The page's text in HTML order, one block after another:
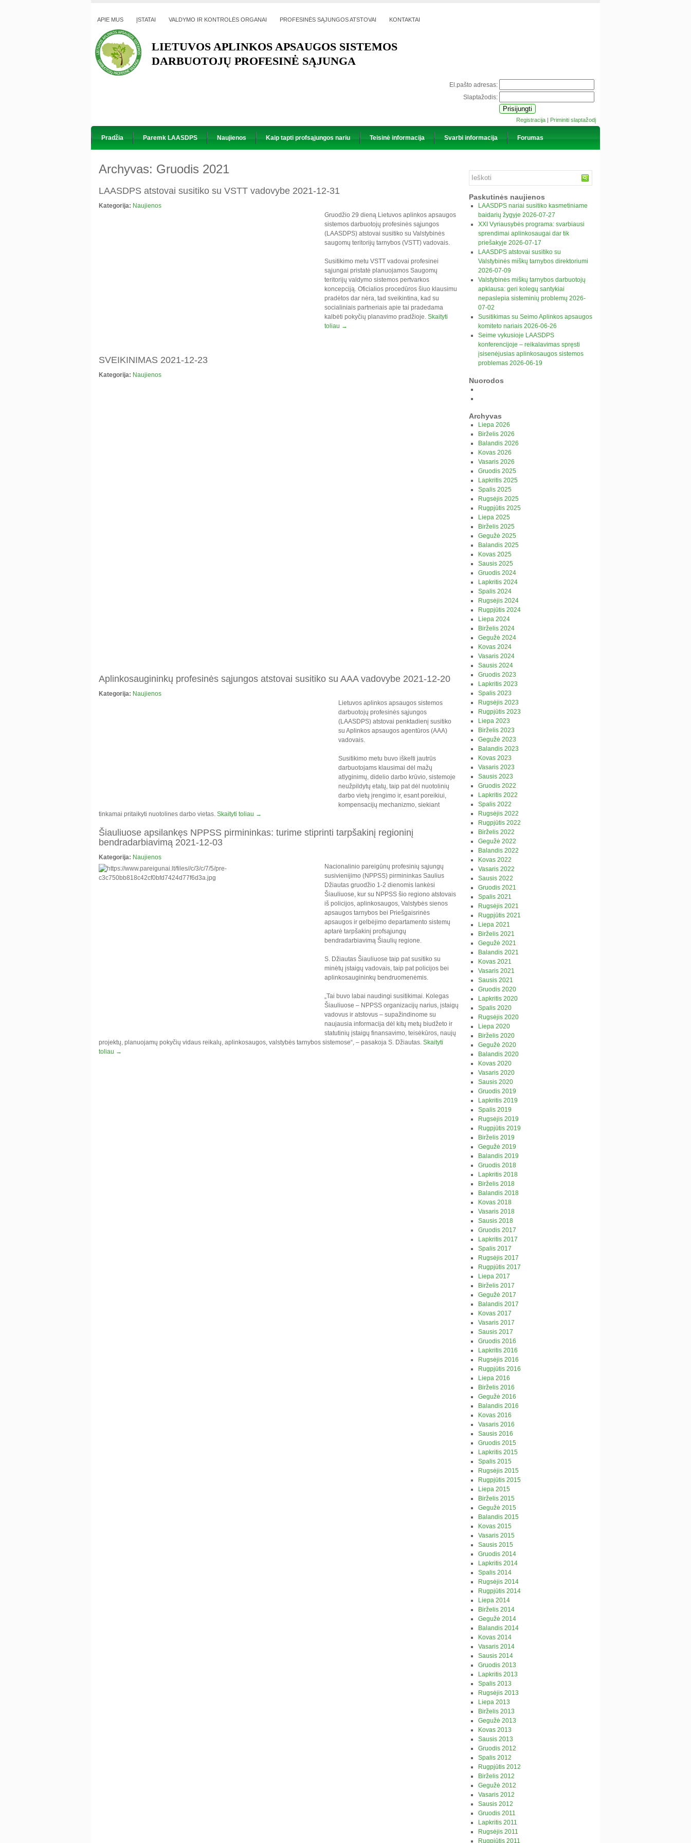
APIE MUS ĮSTATAI VALDYMO IR KONTROLĖS ORGANAI PROFESINĖS SĄJUNGOS ATSTOVAI KONTAKTAI
LIETUVOS APLINKOS APSAUGOS SISTEMOS
DARBUOTOJŲ PROFESINĖ SĄJUNGA
El.pašto adresas:
Slaptažodis:
Registracija | Priminiti slaptažodį
Pradžia Paremk LAASDPS Naujienos Kaip tapti profsąjungos nariu Teisinė informacija Svarbi informacija Forumas
Archyvas: Gruodis 2021
LAASDPS atstovai susitiko su VSTT vadovybe 2021-12-31
Kategorija: Naujienos
Gruodžio 29 dieną Lietuvos aplinkos apsaugos
sistemos darbuotojų profesinės sąjungos
(LAASDPS) atstovai susitiko su Valstybinės
saugomų teritorijų tarnybos (VSTT) vadovais.
Susitikimo metu VSTT vadovai profesinei
sąjungai pristatė planuojamos Saugomų
teritorijų valdymo sistemos pertvarkos
koncepciją. Oficialios procedūros šiuo klausimu
pradėtos dar nėra, tad sveikintina, kad su
socialiniais partneriais apie tai pradedama
kalbėti pokyčių planavimo pradžioje. Skaityti
toliau →
SVEIKINIMAS 2021-12-23
Kategorija: Naujienos
Aplinkosaugininkų profesinės sąjungos atstovai susitiko su AAA vadovybe 2021-12-20
Kategorija: Naujienos
Lietuvos aplinkos apsaugos sistemos
darbuotojų profesinės sąjungos
(LAASDPS) atstovai penktadienį susitiko
su Aplinkos apsaugos agentūros (AAA)
vadovais.
Susitikimo metu buvo iškelti jautrūs
darbuotojams klausimai dėl mažų
atlyginimų, didelio darbo krūvio, sistemoje
neužpildytų etatų, taip pat dėl nuotolinių
darbo vietų įrengimo ir, esant poreikiui,
kompensacijų mechanizmo, siekiant
tinkamai pritaikyti nuotolines darbo vietas. Skaityti toliau →
Šiauliuose apsilankęs NPPSS pirmininkas: turime stiprinti tarpšakinį regioninį
bendradarbiavimą 2021-12-03
Kategorija: Naujienos
Nacionalinio pareigūnų profesinių sąjungų
susivienijimo (NPPSS) pirmininkas Saulius
Džiautas gruodžio 1-2 dienomis lankėsi
Šiauliuose, kur su NPPSS šio regiono atstovais
iš policijos, aplinkosaugos, Valstybės sienos
apsaugos tarnybos bei Priešgaisrinės
apsaugos ir gelbėjimo departamento sistemų
aptarė tarpšakinį profsąjungų
bendradarbiavimą Šiaulių regione.
S. Džiautas Šiauliuose taip pat susitiko su
minėtų įstaigų vadovais, taip pat policijos bei
aplinkosaugininkų bendruomenėmis.
„Tai buvo labai naudingi susitikimai. Kolegas
Šiauliuose – NPPSS organizacijų narius, įstaigų
vadovus ir atstovus – supažindinome su
naujausia informacija dėl kitų metų biudžeto ir
statutinių įstaigų finansavimo, teisėkūros, naujų
projektų, planuojamų pokyčių vidaus reikalų, aplinkosaugos, valstybės tarnybos sistemose“, – pasakoja S. Džiautas. Skaityti
toliau →
Paskutinės naujienos
LAASDPS nariai susitiko kasmetiniame
baidarių žygyje 2026-07-27
XXI Vyriausybės programa: svarbiausi
sprendimai aplinkosaugai dar tik
priešakyje 2026-07-17
LAASDPS atstovai susitiko su
Valstybinės miškų tarnybos direktoriumi
2026-07-09
Valstybinės miškų tarnybos darbuotojų
apklausa: geri kolegų santykiai
nepaslepia sisteminių problemų 2026-
07-02
Susitikimas su Seimo Aplinkos apsaugos
komiteto nariais 2026-06-26
Seime vykusioje LAASDPS
konferencijoje – reikalavimas spręsti
įsisenėjusias aplinkosaugos sistemos
problemas 2026-06-19
Nuorodos
Archyvas
Liepa 2026
Birželis 2026
Balandis 2026
Kovas 2026
Vasaris 2026
Gruodis 2025
Lapkritis 2025
Spalis 2025
Rugsėjis 2025
Rugpjūtis 2025
Liepa 2025
Birželis 2025
Gegužė 2025
Balandis 2025
Kovas 2025
Sausis 2025
Gruodis 2024
Lapkritis 2024
Spalis 2024
Rugsėjis 2024
Rugpjūtis 2024
Liepa 2024
Birželis 2024
Gegužė 2024
Kovas 2024
Vasaris 2024
Sausis 2024
Gruodis 2023
Lapkritis 2023
Spalis 2023
Rugsėjis 2023
Rugpjūtis 2023
Liepa 2023
Birželis 2023
Gegužė 2023
Balandis 2023
Kovas 2023
Vasaris 2023
Sausis 2023
Gruodis 2022
Lapkritis 2022
Spalis 2022
Rugsėjis 2022
Rugpjūtis 2022
Birželis 2022
Gegužė 2022
Balandis 2022
Kovas 2022
Vasaris 2022
Sausis 2022
Gruodis 2021
Spalis 2021
Rugsėjis 2021
Rugpjūtis 2021
Liepa 2021
Birželis 2021
Gegužė 2021
Balandis 2021
Kovas 2021
Vasaris 2021
Sausis 2021
Gruodis 2020
Lapkritis 2020
Spalis 2020
Rugsėjis 2020
Liepa 2020
Birželis 2020
Gegužė 2020
Balandis 2020
Kovas 2020
Vasaris 2020
Sausis 2020
Gruodis 2019
Lapkritis 2019
Spalis 2019
Rugsėjis 2019
Rugpjūtis 2019
Birželis 2019
Gegužė 2019
Balandis 2019
Gruodis 2018
Lapkritis 2018
Birželis 2018
Balandis 2018
Kovas 2018
Vasaris 2018
Sausis 2018
Gruodis 2017
Lapkritis 2017
Spalis 2017
Rugsėjis 2017
Rugpjūtis 2017
Liepa 2017
Birželis 2017
Gegužė 2017
Balandis 2017
Kovas 2017
Vasaris 2017
Sausis 2017
Gruodis 2016
Lapkritis 2016
Rugsėjis 2016
Rugpjūtis 2016
Liepa 2016
Birželis 2016
Gegužė 2016
Balandis 2016
Kovas 2016
Vasaris 2016
Sausis 2016
Gruodis 2015
Lapkritis 2015
Spalis 2015
Rugsėjis 2015
Rugpjūtis 2015
Liepa 2015
Birželis 2015
Gegužė 2015
Balandis 2015
Kovas 2015
Vasaris 2015
Sausis 2015
Gruodis 2014
Lapkritis 2014
Spalis 2014
Rugsėjis 2014
Rugpjūtis 2014
Liepa 2014
Birželis 2014
Gegužė 2014
Balandis 2014
Kovas 2014
Vasaris 2014
Sausis 2014
Gruodis 2013
Lapkritis 2013
Spalis 2013
Rugsėjis 2013
Liepa 2013
Birželis 2013
Gegužė 2013
Kovas 2013
Sausis 2013
Gruodis 2012
Spalis 2012
Rugpjūtis 2012
Birželis 2012
Gegužė 2012
Vasaris 2012
Sausis 2012
Gruodis 2011
Lapkritis 2011
Rugsėjis 2011
Rugpjūtis 2011